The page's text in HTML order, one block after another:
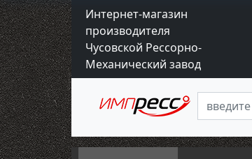
Интернет-магазин
производителя
Чусовской Рессорно-
Механический завод